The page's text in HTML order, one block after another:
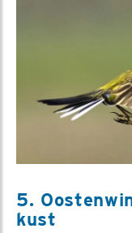
5.
kust